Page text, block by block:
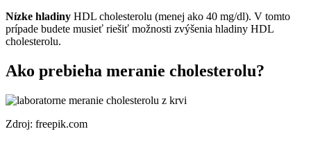
Nízke hladiny HDL cholesterolu (menej ako 40 mg/dl). V tomto
prípade budete musieť riešiť možnosti zvýšenia hladiny HDL
cholesterolu.
Ako prebieha meranie cholesterolu?
Zdroj: freepik.com